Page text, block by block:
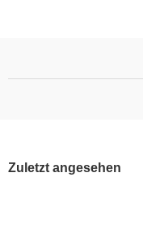
Zuletzt angesehen